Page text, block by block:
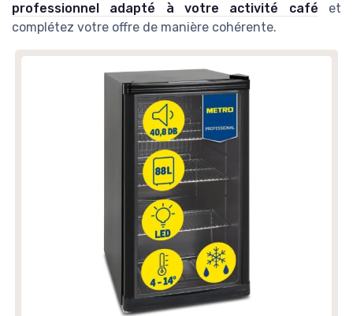
professionnel adapté à votre activité café et
complétez votre offre de manière cohérente.